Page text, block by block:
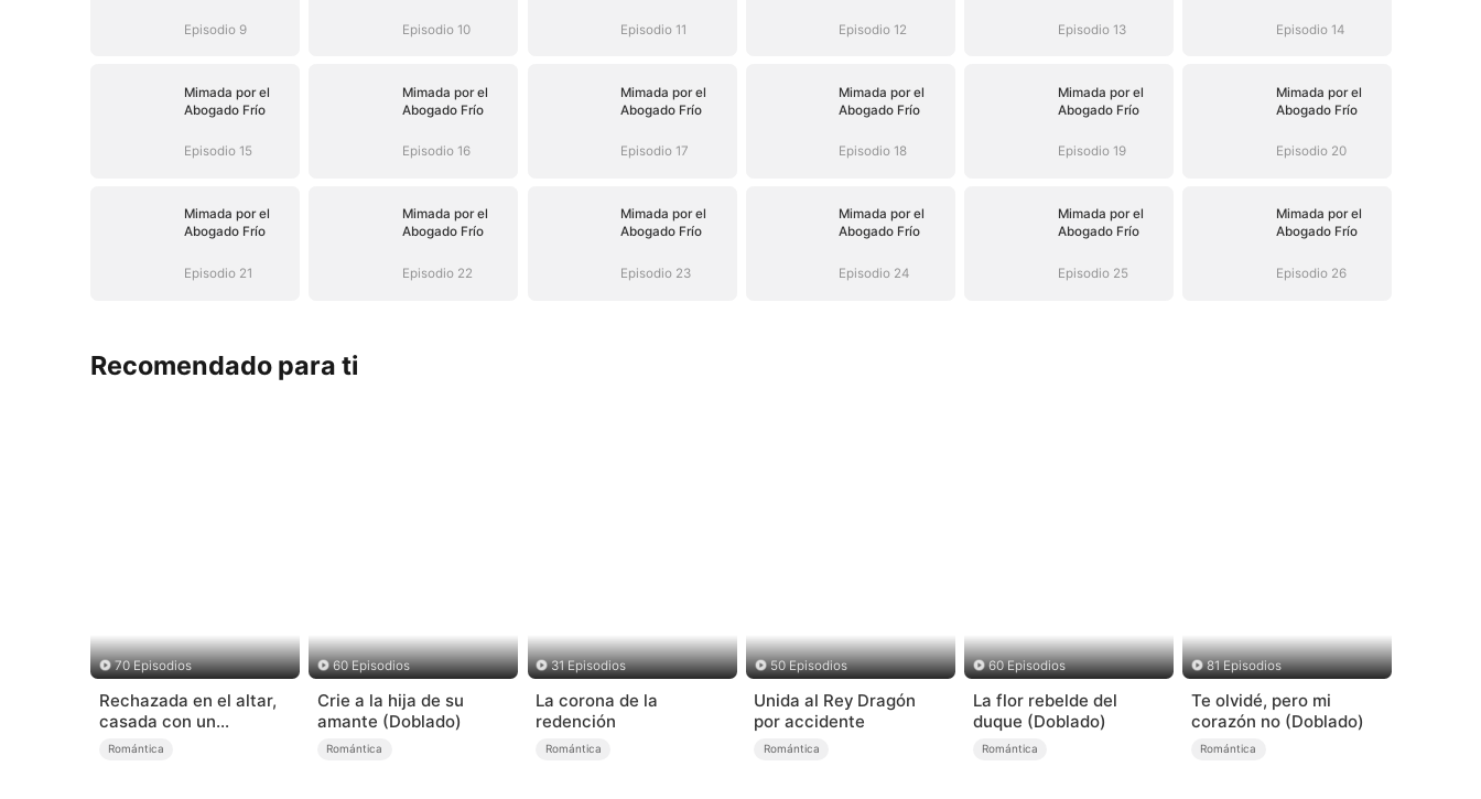
Episodio 9 Episodio 10 Episodio 11 Episodio 12 Episodio 13 Episodio 14
Mimada por el
Abogado Frío
Episodio 15
Mimada por el
Abogado Frío
Episodio 16
Mimada por el
Abogado Frío
Episodio 17
Mimada por el
Abogado Frío
Episodio 18
Mimada por el
Abogado Frío
Episodio 19
Mimada por el
Abogado Frío
Episodio 20
Mimada por el
Abogado Frío
Episodio 21
Mimada por el
Abogado Frío
Episodio 22
Mimada por el
Abogado Frío
Episodio 23
Mimada por el
Abogado Frío
Episodio 24
Mimada por el
Abogado Frío
Episodio 25
Mimada por el
Abogado Frío
Episodio 26
Recomendado para ti
70 Episodios
Rechazada en el altar,
casada con un
millonario
Romántica
60 Episodios
Crie a la hija de su
amante (Doblado)
Romántica
31 Episodios
La corona de la
redención
Romántica
50 Episodios
Unida al Rey Dragón
por accidente
Romántica
60 Episodios
La flor rebelde del
duque (Doblado)
Romántica
81 Episodios
Te olvidé, pero mi
corazón no (Doblado)
Romántica